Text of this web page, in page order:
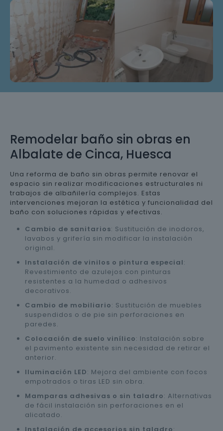
Remodelar baño sin obras en
Albalate de Cinca, Huesca
Una reforma de baño sin obras permite renovar el
espacio sin realizar modificaciones estructurales ni
trabajos de albañilería complejos. Estas
intervenciones mejoran la estética y funcionalidad del
baño con soluciones rápidas y efectivas.
Cambio de sanitarios: Sustitución de inodoros,
lavabos y grifería sin modificar la instalación
original.
Instalación de vinilos o pintura especial:
Revestimiento de azulejos con pinturas
resistentes a la humedad o adhesivos
decorativos.
Cambio de mobiliario: Sustitución de muebles
suspendidos o de pie sin perforaciones en
paredes.
Colocación de suelo vinílico: Instalación sobre
el pavimento existente sin necesidad de retirar el
anterior.
Iluminación LED: Mejora del ambiente con focos
empotrados o tiras LED sin obra.
Mamparas adhesivas o sin taladro: Alternativas
de fácil instalación sin perforaciones en el
alicatado.